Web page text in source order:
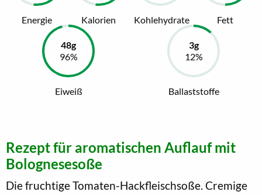
Energie Kalorien Kohlehydrate Fett
Eiweiß Ballaststoffe
Rezept für aromatischen Auflauf mit
Bolognesesoße
Die fruchtige Tomaten-Hackfleischsoße. Cremige